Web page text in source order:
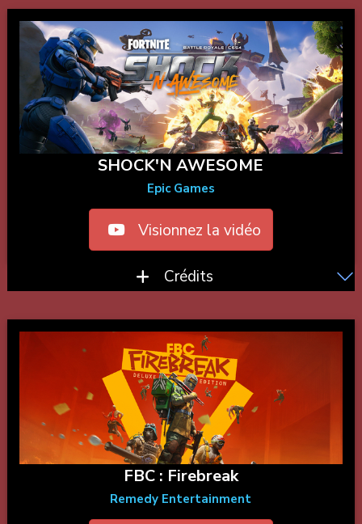
SHOCK'N AWESOME
Epic Games
Visionnez la vidéo
Crédits
FBC : Firebreak
Remedy Entertainment